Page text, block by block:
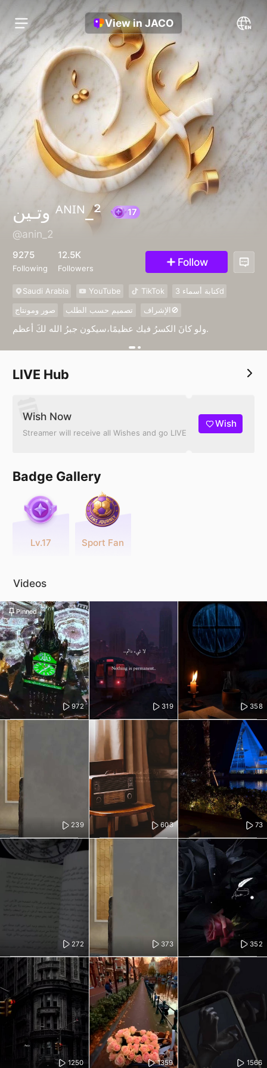
View in JACO
وتـين ᴬᴺᴵᴺ_²
@anin_2
9275
Following
12.5K
Followers Follow
Saudi Arabia YouTube TikTok
كتابة أسماء 3d
صور ومونتاج
تصميم حسب الطلب الإشراف🚫
ولو كانَ الكسرُ فيك عظيمًا،سيكون جبرُ الله لكَ أعظم.
LIVE Hub
Wish Now
Streamer will receive all Wishes and go LIVE
Wish
Badge Gallery
Lv.17 Sport Fan
Videos
972
Pinned
319 358
239 603 73
272 373 352
1250 1359 1566